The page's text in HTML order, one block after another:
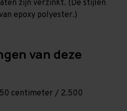
zijn verzinkt. (De stijlen
epoxy polyester.)
van deze
centimeter / 2.500